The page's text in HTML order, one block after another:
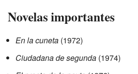
Novelas importantes
En la cuneta (1972)
Ciudadana de segunda (1974)